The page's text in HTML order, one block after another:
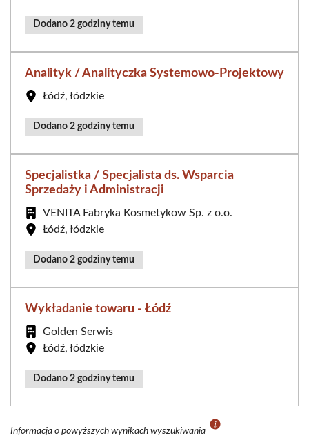
Dodano 2 godziny temu
Analityk / Analityczka Systemowo-Projektowy
Łódź, łódzkie
Dodano 2 godziny temu
Specjalistka / Specjalista ds. Wsparcia
Sprzedaży i Administracji
VENITA Fabryka Kosmetykow Sp. z o.o.
Łódź, łódzkie
Dodano 2 godziny temu
Wykładanie towaru - Łódź
Golden Serwis
Łódź, łódzkie
Dodano 2 godziny temu
Informacja o powyższych wynikach wyszukiwania